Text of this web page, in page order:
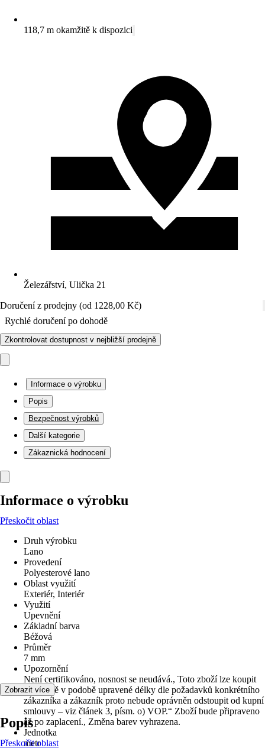
118,7 m okamžitě k dispozici
Železářství, Ulička 21
Doručení z prodejny (od 1228,00 Kč)
Rychlé doručení po dohodě
Zkontrolovat dostupnost v nejbližší prodejně
Informace o výrobku
Popis
Bezpečnost výrobků
Další kategorie
Zákaznická hodnocení
Informace o výrobku
Přeskočit oblast
Druh výrobku
Lano
Provedení
Polyesterové lano
Oblast využití
Exteriér, Interiér
Využití
Upevnění
Základní barva
Béžová
Průměr
7 mm
Upozornění
Není certifikováno, nosnost se neudává., Toto zboží lze koupit
výhradně v podobě upravené délky dle požadavků konkrétního
zákazníka a zákazník proto nebude oprávněn odstoupit od kupní
smlouvy – viz článek 3, písm. o) VOP.“ Zboží bude připraveno
až po zaplacení., Změna barev vyhrazena.
Jednotka
metr
Zobrazit více
Popis
Přeskočit oblast